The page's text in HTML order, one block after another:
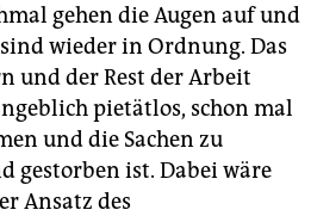
gehen die Augen auf und
wieder in Ordnung. Das
und der Rest der Arbeit
pietätlos, schon mal
und die Sachen zu
gestorben ist. Dabei wäre
Ansatz des